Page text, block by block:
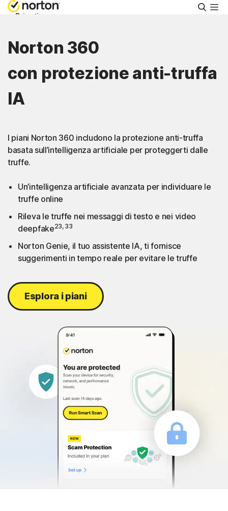
Cerca
Privati
Piccole aziende
Supporto
Svizzera
Accedi
Norton 360
con protezione anti-truffa
IA
I piani Norton 360 includono la protezione anti-truffa
basata sull’intelligenza artificiale per proteggerti dalle
truffe.
Un’intelligenza artificiale avanzata per individuare le
truffe online
Rileva le truffe nei messaggi di testo e nei video
deepfake23, 33
Norton Genie, il tuo assistente IA, ti fornisce
suggerimenti in tempo reale per evitare le truffe
Esplora i piani